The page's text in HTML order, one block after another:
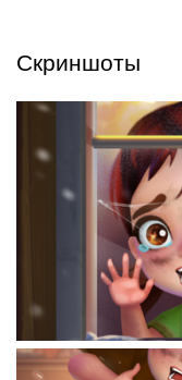
Скриншоты